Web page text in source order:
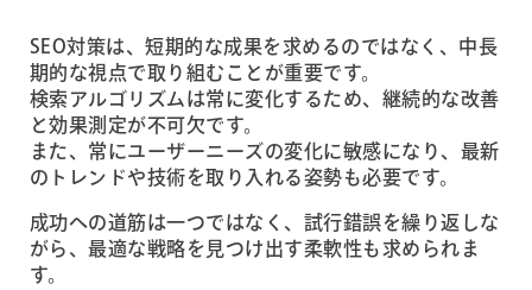
SEO対策は、短期的な成果を求めるのではなく、中長
期的な視点で取り組むことが重要です。
検索アルゴリズムは常に変化するため、継続的な改善
と効果測定が不可欠です。
また、常にユーザーニーズの変化に敏感になり、最新
のトレンドや技術を取り入れる姿勢も必要です。
成功への道筋は一つではなく、試行錯誤を繰り返しな
がら、最適な戦略を見つけ出す柔軟性も求められま
す。